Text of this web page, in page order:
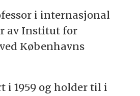
i internasjonal
av Institut for
Københavns
i 1959 og holder til i